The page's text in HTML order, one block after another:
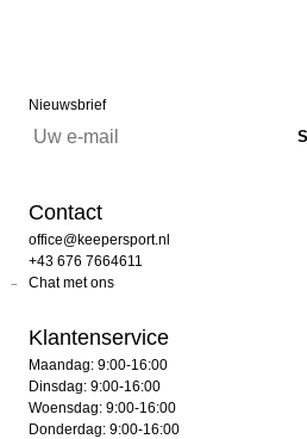
Nieuwsbrief
Contact
office@keepersport.nl
+43 676 7664611
Chat met ons
Klantenservice
Maandag: 9:00-16:00
Dinsdag: 9:00-16:00
Woensdag: 9:00-16:00
Donderdag: 9:00-16:00